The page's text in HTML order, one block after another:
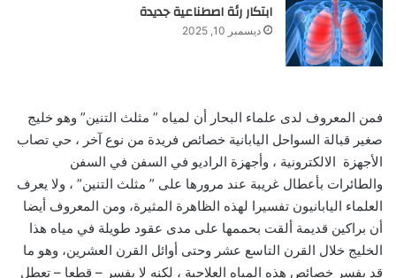
ابتكار رئة اصطناعية جديدة
ديسمبر 10, 2025
فمن المعروف لدى علماء البحار أن لمياه ” مثلث التنين” وهو خليج
صغير قبالة السواحل اليابانية خصائص فريدة من نوع آخر ، حي تصاب
الأجهزة الالكترونية ، وأجهزة الراديو في السفن في السفن
والطائرات بأعطال غريبة عند مرورها على ” مثلث التنين” ، ولا يعرف
العلماء اليابانيون تفسيرا لهذه الظاهرة المثيرة، ومن المعروف أيضا
أن براكين قديمة ألقت بحممها على مدى عقود طويلة في مياه هذا
الخليج خلال القرن التاسع عشر وحتى أوائل القرن العشرين، وهو ما
قد يفسر خصائص هذه المياه العلاجية ، لكنه لا يفسر – قطعا – تعطل